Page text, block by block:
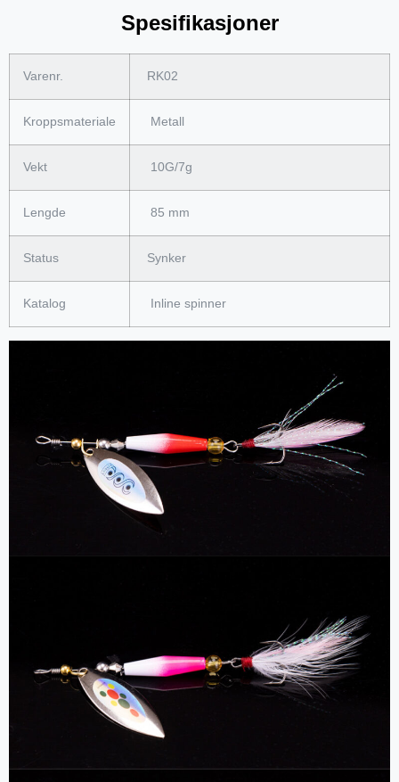
Spesifikasjoner
Varenr. RK02
Kroppsmateriale Metall
Vekt 10G/7g
Lengde 85 mm
Status Synker
Katalog Inline spinner